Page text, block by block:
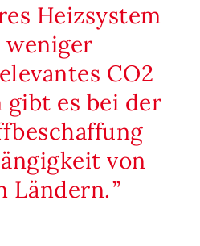
Heizsystem
weniger
CO2
gibt es bei der
von
Ländern.